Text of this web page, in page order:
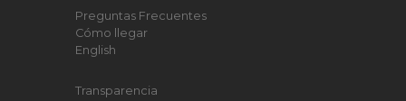
Preguntas Frecuentes
Cómo llegar
English
Transparencia